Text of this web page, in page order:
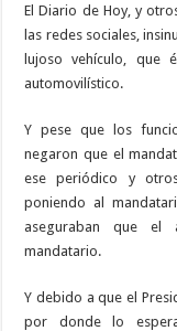
El Diario de Hoy, y
las redes sociales,
lujoso vehículo, que
automovilístico.
Y pese que los
negaron que el
ese periódico y
poniendo al
aseguraban que el
mandatario.
Y debido a que el
por donde lo